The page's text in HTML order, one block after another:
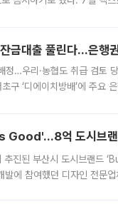
금대출 풀린다…은행
정…우리·농협도 취급 검토
구 ‘디에이치방배’에 주요
Good'…8억 도시브랜
추진된 부산시 도시브랜드
발에 참여했던 디자인 전문